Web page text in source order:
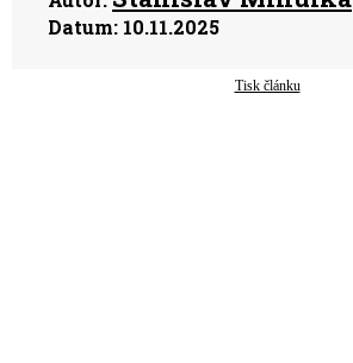
Datum: 10.11.2025
Tisk článku